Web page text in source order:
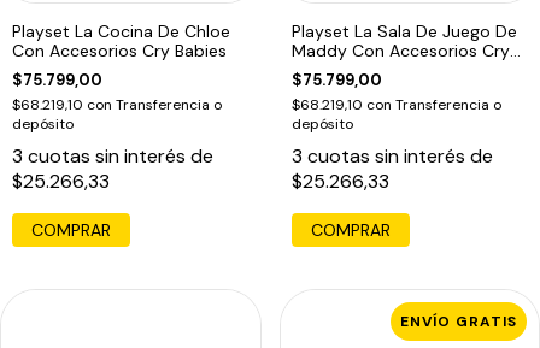
Playset La Cocina De Chloe
Con Accesorios Cry Babies
$75.799,00
$68.219,10 con Transferencia o
depósito
3 cuotas sin interés de
$25.266,33
COMPRAR
Playset La Sala De Juego De
Maddy Con Accesorios Cry
Babies
$75.799,00
$68.219,10 con Transferencia o
depósito
3 cuotas sin interés de
$25.266,33
COMPRAR
ENVÍO GRATIS